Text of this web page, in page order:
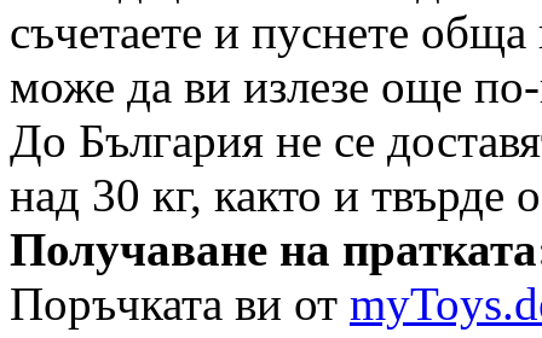
съчетаете и пуснете
може да ви излезе още
До България не се
над 30 кг, както и твърде
Получаване на
Поръчката ви от